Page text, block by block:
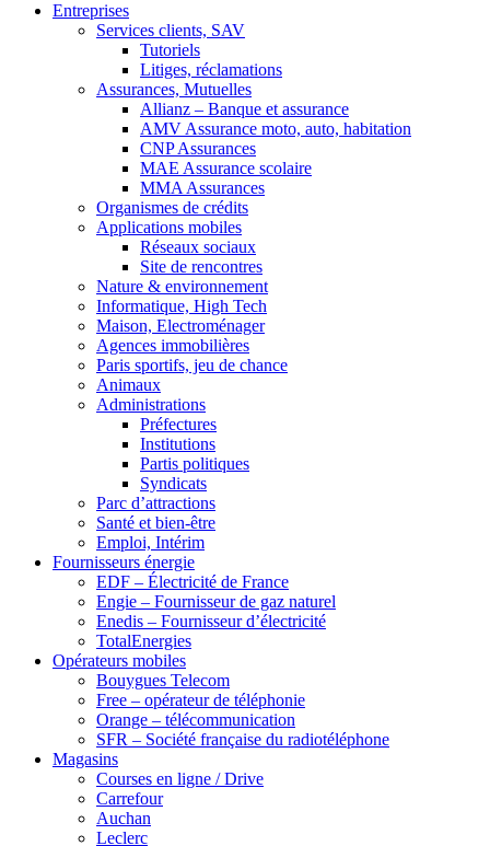
Entreprises
Services clients, SAV
Tutoriels
Litiges, réclamations
Assurances, Mutuelles
Allianz – Banque et assurance
AMV Assurance moto, auto, habitation
CNP Assurances
MAE Assurance scolaire
MMA Assurances
Organismes de crédits
Applications mobiles
Réseaux sociaux
Site de rencontres
Nature & environnement
Informatique, High Tech
Maison, Electroménager
Agences immobilières
Paris sportifs, jeu de chance
Animaux
Administrations
Préfectures
Institutions
Partis politiques
Syndicats
Parc d’attractions
Santé et bien-être
Emploi, Intérim
Fournisseurs énergie
EDF – Électricité de France
Engie – Fournisseur de gaz naturel
Enedis – Fournisseur d’électricité
TotalEnergies
Opérateurs mobiles
Bouygues Telecom
Free – opérateur de téléphonie
Orange – télécommunication
SFR – Société française du radiotéléphone
Magasins
Courses en ligne / Drive
Carrefour
Auchan
Leclerc